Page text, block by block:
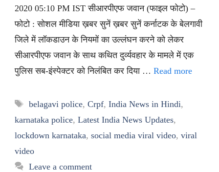
2020 05:10 PM IST सीआरपीएफ जवान (फाइल फोटो) –
फोटो : सोशल मीडिया ख़बर सुनें ख़बर सुनें कर्नाटक के बेलगावी
जिले में लॉकडाउन के नियमों का उल्लंघन करने को लेकर
सीआरपीएफ जवान के साथ कथित दुर्व्यवहार के मामले में एक
पुलिस सब-इंस्पेक्टर को निलंबित कर दिया … Read more
Tags
belagavi police, Crpf, India News in Hindi,
karnataka police, Latest India News Updates,
lockdown karnataka, social media viral video, viral
video
Leave a comment